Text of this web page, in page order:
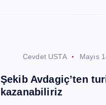
Cevdet USTA Mayıs
Şekib Avdagiç’ten
kazanabiliriz